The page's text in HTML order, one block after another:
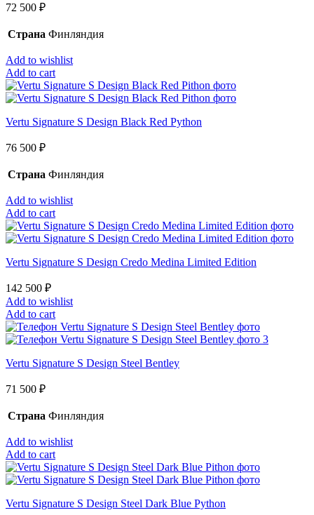
72 500 ₽
Страна Финляндия
Add to wishlist
Add to cart
Vertu Signature S Design Black Red Python
76 500 ₽
Страна Финляндия
Add to wishlist
Add to cart
Vertu Signature S Design Credo Medina Limited Edition
142 500 ₽
Add to wishlist
Add to cart
Vertu Signature S Design Steel Bentley
71 500 ₽
Страна Финляндия
Add to wishlist
Add to cart
Vertu Signature S Design Steel Dark Blue Python